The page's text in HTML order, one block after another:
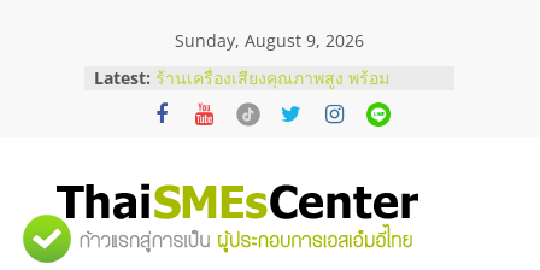
Sunday, August 9, 2026
Latest: ร้านเครื่องเสียงคุณภาพสูง พร้อม
โซลูชันระบบภาพและเสียง
บริษัท Cybersecurity ในไทยที่ไหนดี?
อยากหาเงินทุน เพิ่มสภาพคล่องให้ธุรกิจ
เริ่มยังไงให้ผ่านฉลุย
สัมมนาออนไลน์ โอกาสบริหารสถานี
"ศูนย์